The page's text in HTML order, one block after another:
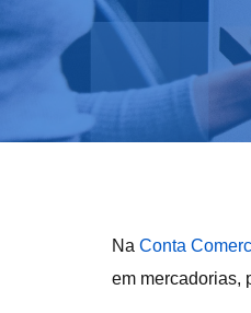
Na Conta
em mercadorias,